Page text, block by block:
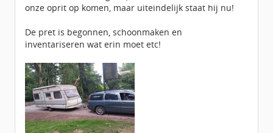
onze oprit op komen, maar uiteindelijk staat hij nu!
De pret is begonnen, schoonmaken en
inventariseren wat erin moet etc!